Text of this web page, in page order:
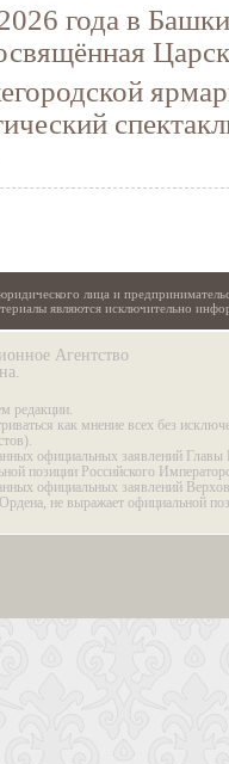
года в
лица и
являются исключительно
Агентство
редакции.
как мнение всех без
официальных заявлений Главы
позиции Российского
официальных заявлений
не выражает официальной